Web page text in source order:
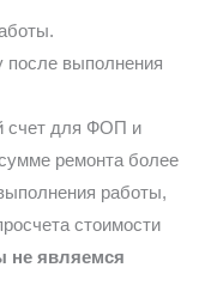
после выполнения
счет для ФОП и
ремонта более
работы,
стоимости
не являемся